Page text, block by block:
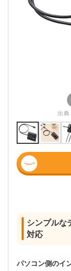
出典
シンプルな
対応
パソコン側のイ